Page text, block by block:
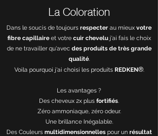
La Coloration
Dans le soucis de toujours respecter au mieux votre
fibre capillaireet votre cuir cheveluj'ai fais le choix
de ne travailler qu'avec des produits de très grande
qualité.
Voila pourquoi j'ai choisi les produits REDKEN®.
Les avantages ?
Des cheveux 2x plus fortifiés.
Zéro ammoniaque, zéro odeur.
Une brillance Inégalable.
Des Couleurs multidimensionnellespour un résultat